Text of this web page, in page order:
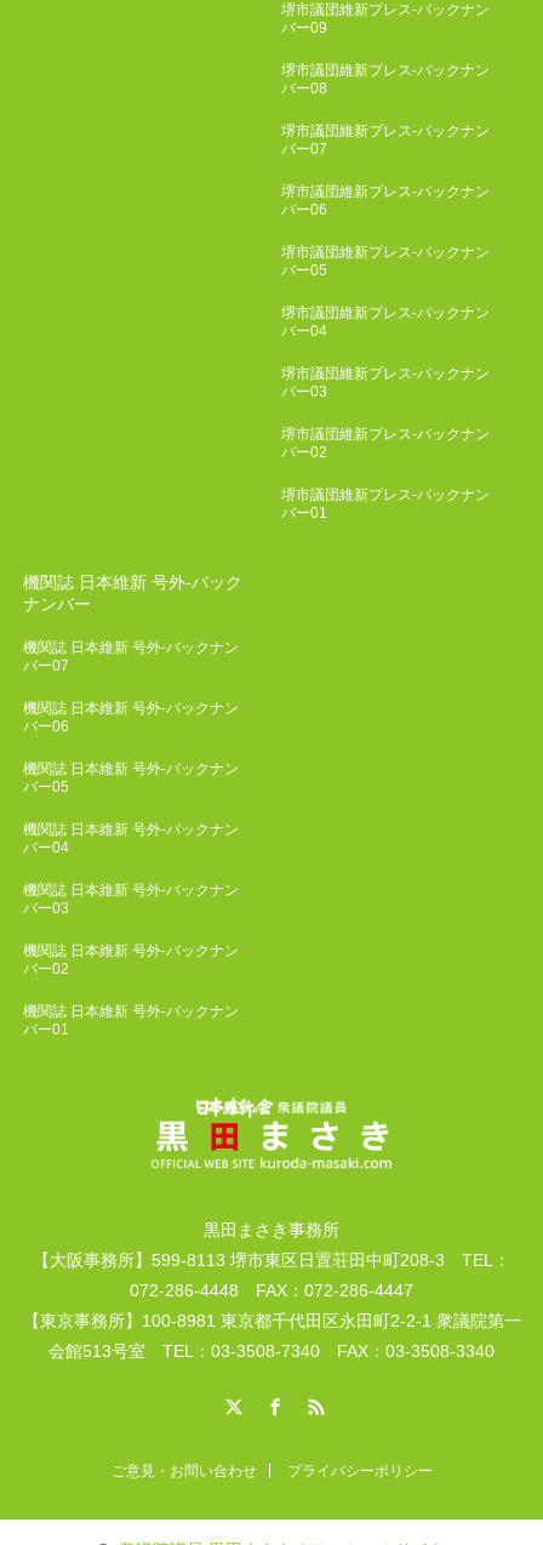
堺市議団維新プレス-バックナン
バー09
堺市議団維新プレス-バックナン
バー08
堺市議団維新プレス-バックナン
バー07
堺市議団維新プレス-バックナン
バー06
堺市議団維新プレス-バックナン
バー05
堺市議団維新プレス-バックナン
バー04
堺市議団維新プレス-バックナン
バー03
堺市議団維新プレス-バックナン
バー02
堺市議団維新プレス-バックナン
バー01
機関誌 日本維新 号外-バック
ナンバー
機関誌 日本維新 号外-バックナン
バー07
機関誌 日本維新 号外-バックナン
バー06
機関誌 日本維新 号外-バックナン
バー05
機関誌 日本維新 号外-バックナン
バー04
機関誌 日本維新 号外-バックナン
バー03
機関誌 日本維新 号外-バックナン
バー02
機関誌 日本維新 号外-バックナン
バー01
黒田まさき事務所
【大阪事務所】599-8113 堺市東区日置荘田中町208-3 TEL：
072-286-4448 FAX：072-286-4447
【東京事務所】100-8981 東京都千代田区永田町2-2-1 衆議院第一
会館513号室 TEL：03-3508-7340 FAX：03-3508-3340
ご意見・お問い合わせ プライバシーポリシー